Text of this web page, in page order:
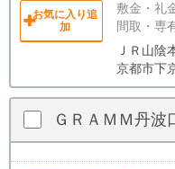
お気に入り追
加
敷金・礼
間取・専
ＪＲ山陰
京都市下
ＧＲＡＭＭ丹波